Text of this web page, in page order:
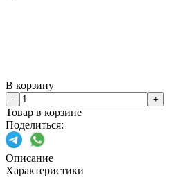
В корзину
- +
Товар в корзине
Поделиться:
Описание
Характеристики